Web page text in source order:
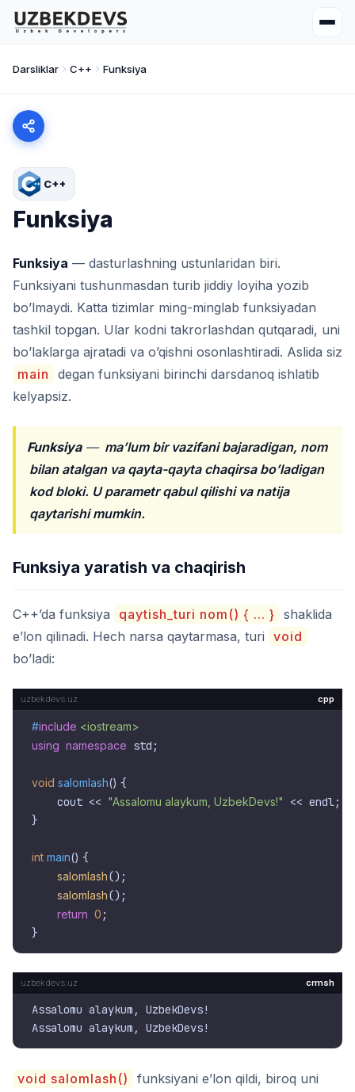
Darsliklar C++ Funksiya
C++
Funksiya
Funksiya — dasturlashning ustunlaridan biri.
Funksiyani tushunmasdan turib jiddiy loyiha yozib
bo’lmaydi. Katta tizimlar ming-minglab funksiyadan
tashkil topgan. Ular kodni takrorlashdan qutqaradi, uni
bo’laklarga ajratadi va o’qishni osonlashtiradi. Aslida siz
main
degan funksiyani birinchi darsdanoq ishlatib
kelyapsiz.
Funksiya— ma’lum bir vazifani bajaradigan, nom
bilan atalgan va qayta-qayta chaqirsa bo’ladigan
kod bloki. U parametr qabul qilishi va natija
qaytarishi mumkin.
Funksiya yaratish va chaqirish
C++’da funksiya qaytish_turi nom() { ... }
shaklida
e’lon qilinadi. Hech narsa qaytarmasa, turi void
bo’ladi:
cpp
#include <iostream>
using namespace std;
void salomlash() {
    cout <<
"Assalomu alaykum, UzbekDevs!"
<< endl;
}
int main() {
salomlash();
salomlash();
return 0 ;
crmsh
Assalomu alaykum, UzbekDevs!
void salomlash()
funksiyani e’lon qildi, biroq uni